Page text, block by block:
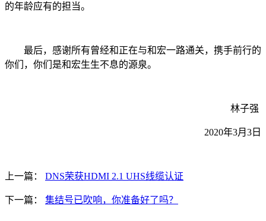
的年龄应有的担当。
最后，感谢所有曾经和正在与和宏一路通关，携手前行的
你们，你们是和宏生生不息的源泉。
林子强
2020年3月3日
上一篇： DNS荣获HDMI 2.1 UHS线缆认证
下一篇： 集结号已吹响，你准备好了吗？